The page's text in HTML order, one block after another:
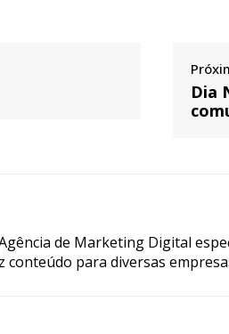
Dia
de Marketing Digital
conteúdo para diversas